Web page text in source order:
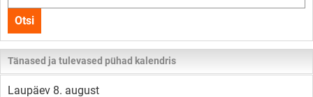
kogu
lehelt
Otsi
Tänased ja tulevased pühad kalendris
Laupäev 8. august